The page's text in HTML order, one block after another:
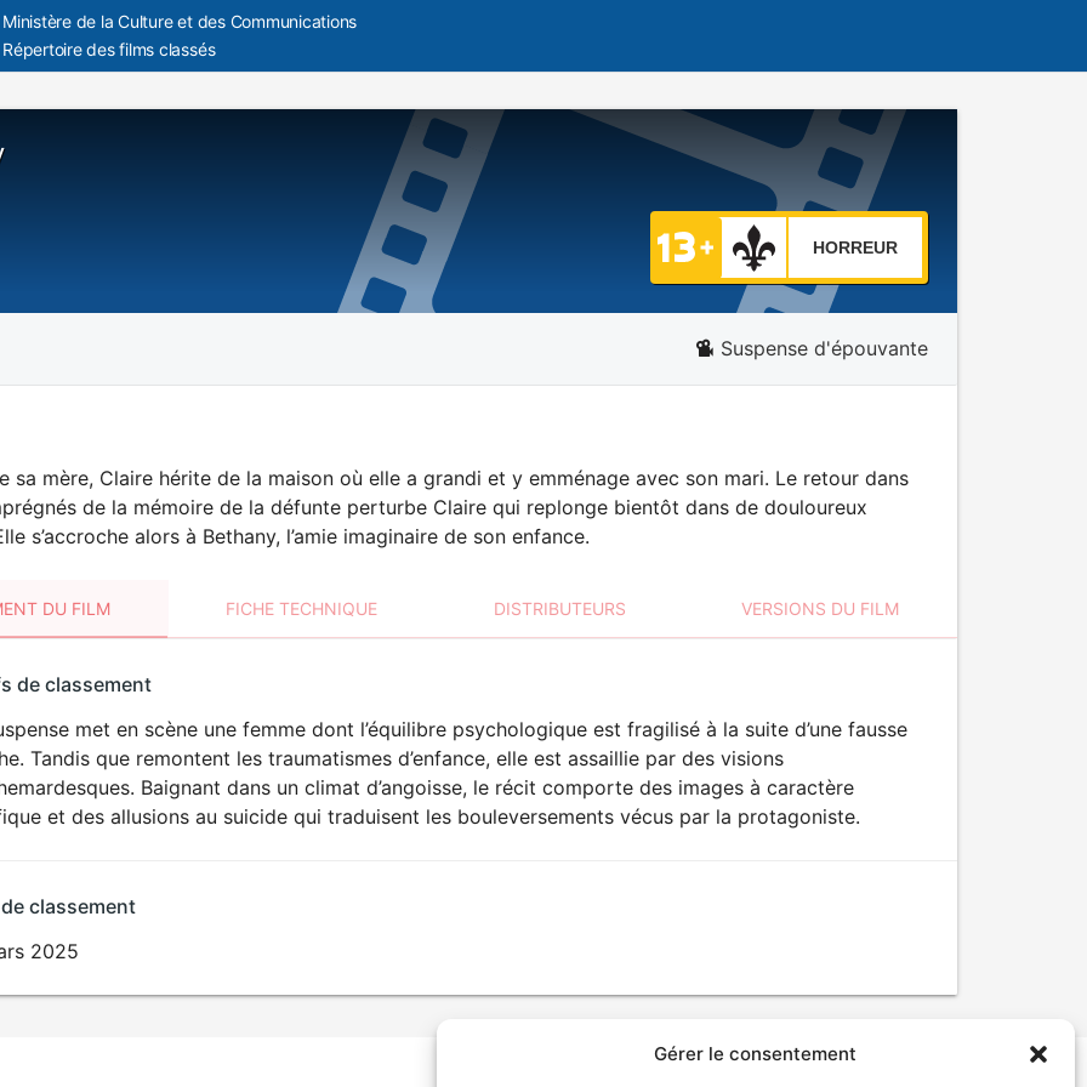
Gérer le consentement
Ministère de la Culture et des Communications
Répertoire des films classés
HORREUR
Suspense d'épouvante
sa mère, Claire hérite de la maison où elle a grandi et y emménage avec son mari. Le retour dans
de la mémoire de la défunte perturbe Claire qui replonge bientôt dans de douloureux
s’accroche alors à Bethany, l’amie imaginaire de son enfance.
DU FILM FICHE TECHNIQUE DISTRIBUTEURS VERSIONS DU FILM
HORREUR
de classement
met en scène une femme dont l’équilibre psychologique est fragilisé à la suite d’une fausse
Tandis que remontent les traumatismes d’enfance, elle est assaillie par des visions
Baignant dans un climat d’angoisse, le récit comporte des images à caractère
et des allusions au suicide qui traduisent les bouleversements vécus par la protagoniste.
classement
2025